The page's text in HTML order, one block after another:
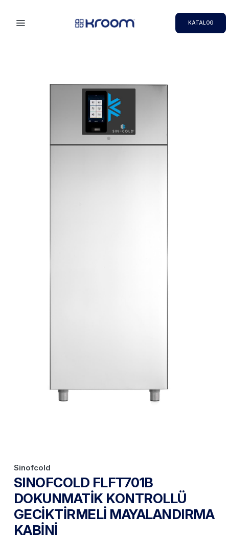
KATALOG
Sinofcold
SINOFCOLD FLFT701B
DOKUNMATİK KONTROLLÜ
GECİKTİRMELİ MAYALANDIRMA
KABİNİ